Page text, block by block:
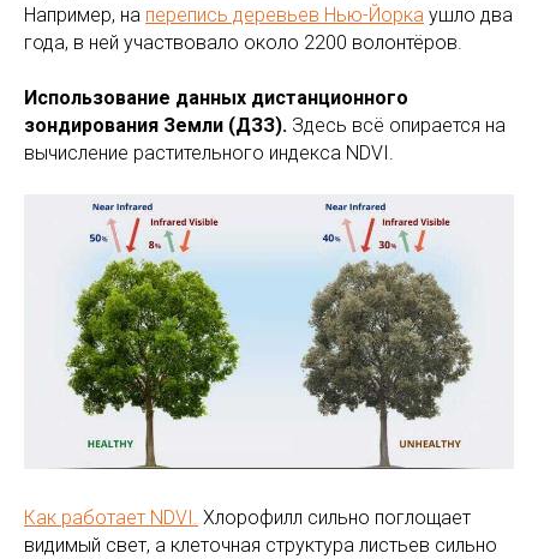
Например, на перепись деревьев Нью-Йорка ушло два
года, в ней участвовало около 2200 волонтёров.
Использование данных дистанционного
зондирования Земли (ДЗЗ). Здесь всё опирается на
вычисление растительного индекса NDVI.
Как работает NDVI. Хлорофилл сильно поглощает
видимый свет, а клеточная структура листьев сильно